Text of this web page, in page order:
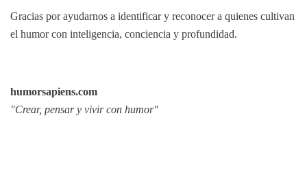
Gracias por ayudarnos a identificar y reconocer a quienes cultivan
el humor con inteligencia, conciencia y profundidad.
humorsapiens.com
"Crear, pensar y vivir con humor"